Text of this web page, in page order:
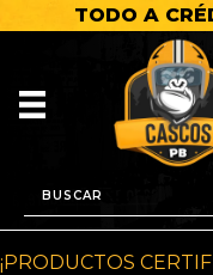
TODO A
¡PRODUCTOS